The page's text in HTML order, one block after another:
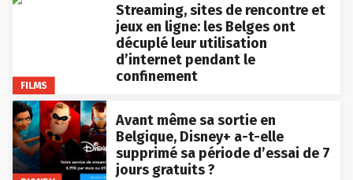
FILMS
Streaming, sites de rencontre et
jeux en ligne: les Belges ont
décuplé leur utilisation
d’internet pendant le
confinement
Avant même sa sortie en
Belgique, Disney+ a-t-elle
supprimé sa période d’essai de 7
jours gratuits ?